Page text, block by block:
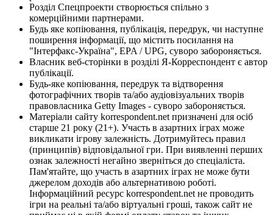
Розділ Спецпроекти створюється спільно з
комерційними партнерами.
Будь яке копіювання, публікація, передрук, чи наступне
поширення інформації, що містить посилання на
"Інтерфакс-Україна", EPA / UPG, суворо забороняється.
Власник веб-сторінки в розділі Я-Корреспондент є автор
публікації.
Будь-яке копіювання, передрук та відтворення
фотографічних творів та/або аудіовізуальних творів
правовласника Getty Images - суворо забороняється.
Матеріали сайту korrespondent.net призначені для осіб
старше 21 року (21+). Участь в азартних іграх може
викликати ігрову залежність. Дотримуйтесь правил
(принципів) відповідальної гри. При виявленні перших
ознак залежності негайно зверніться до спеціаліста.
Пам'ятайте, що участь в азартних іграх не може бути
джерелом доходів або альтернативою роботі.
Інформаційний ресурс korrespondent.net не проводить
ігри на реальні та/або віртуальні гроші, також сайт не